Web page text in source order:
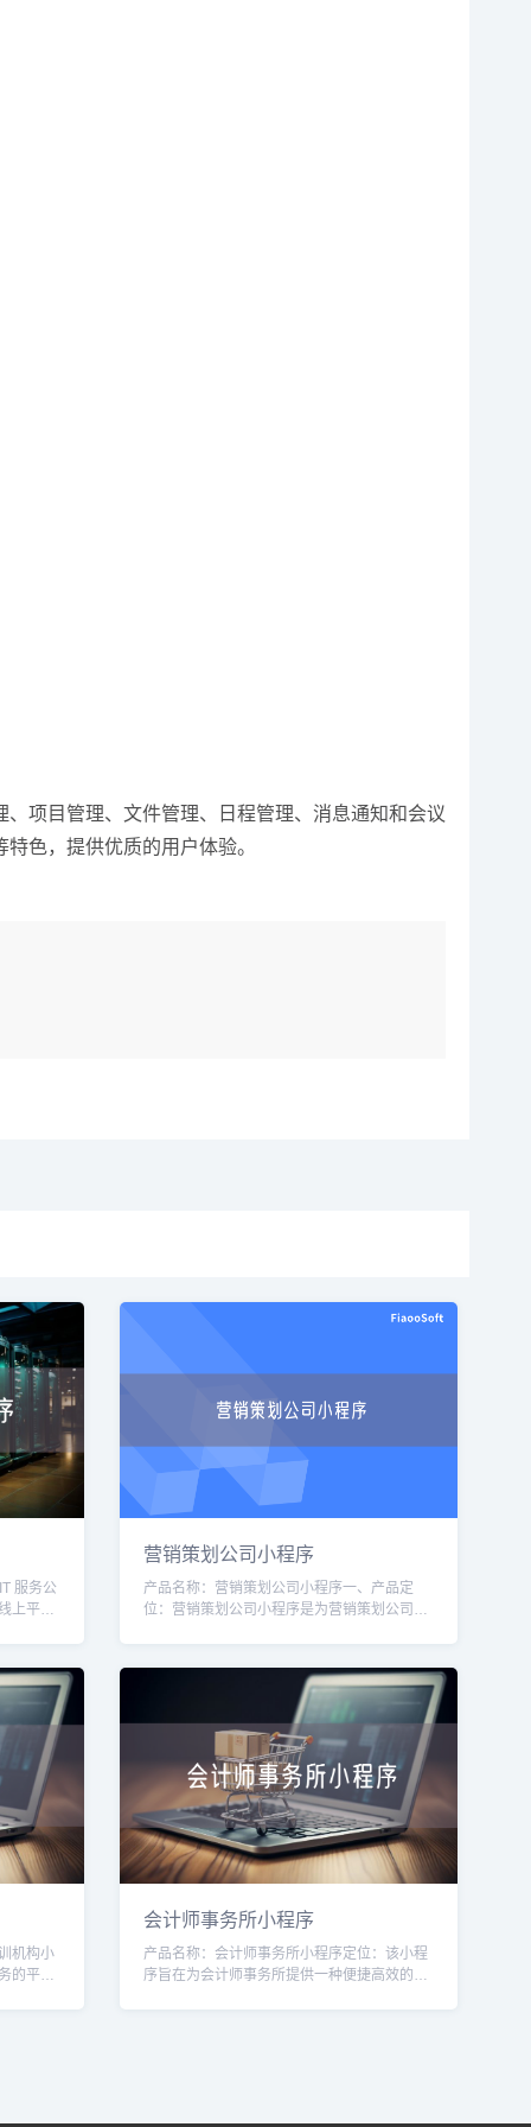
项目管理、文件管理、日程管理、消息通知和会议
色，提供优质的用户体验。
服务公
上平
营销策划公司小程序
产品名称：营销策划公司小程序一、产品定
位：营销策划公司小程序是为营销策划公司打
机构小
的平
会计师事务所小程序
产品名称：会计师事务所小程序定位：该小程
序旨在为会计师事务所提供一种便捷高效的工